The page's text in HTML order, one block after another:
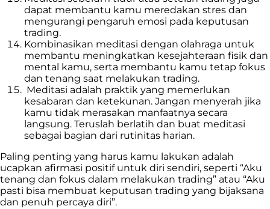
dapat membantu kamu meredakan stres dan
mengurangi pengaruh emosi pada keputusan
trading.
Kombinasikan meditasi dengan olahraga untuk
membantu meningkatkan kesejahteraan fisik dan
mental kamu, serta membantu kamu tetap fokus
dan tenang saat melakukan trading.
Meditasi adalah praktik yang memerlukan
kesabaran dan ketekunan. Jangan menyerah jika
kamu tidak merasakan manfaatnya secara
langsung. Teruslah berlatih dan buat meditasi
sebagai bagian dari rutinitas harian.
Paling penting yang harus kamu lakukan adalah
ucapkan afirmasi positif untuk diri sendiri, seperti “Aku
tenang dan fokus dalam melakukan trading” atau “Aku
pasti bisa membuat keputusan trading yang bijaksana
dan penuh percaya diri”.